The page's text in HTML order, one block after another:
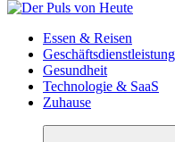
Meldungen die Resonanz
Essen & Reisen
Gesundheit
Technologie & SaaS
Zuhause